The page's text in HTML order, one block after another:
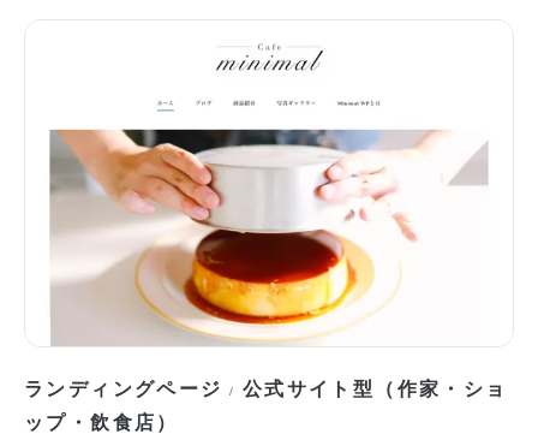
ランディングページ / 公式サイト型（作家・ショ
ップ・飲食店）